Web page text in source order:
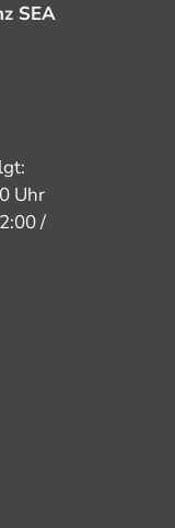
SEA
Uhr
/